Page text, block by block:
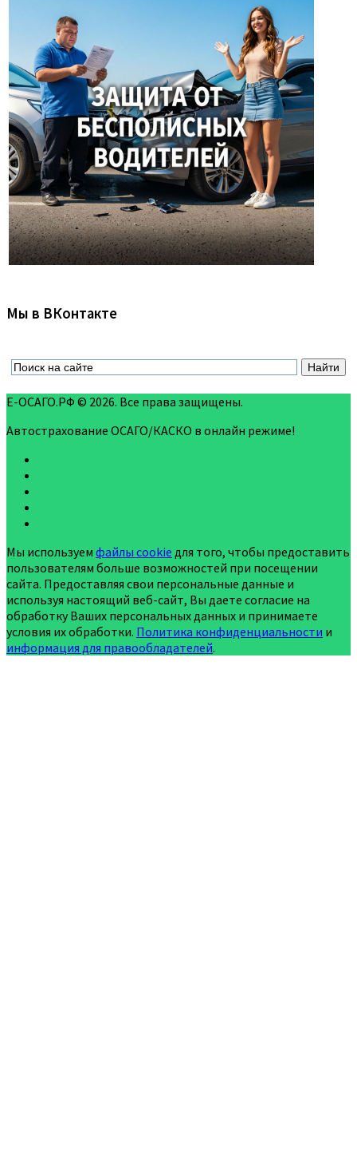
Мы в ВКонтакте
Е-ОСАГО.РФ © 2026. Все права защищены.
Автострахование ОСАГО/КАСКО в онлайн режиме!
Мы используем файлы cookie для того, чтобы предоставить
пользователям больше возможностей при посещении
сайта. Предоставляя свои персональные данные и
используя настоящий веб-сайт, Вы даете согласие на
обработку Ваших персональных данных и принимаете
условия их обработки. Политика конфиденциальности и
информация для правообладателей.